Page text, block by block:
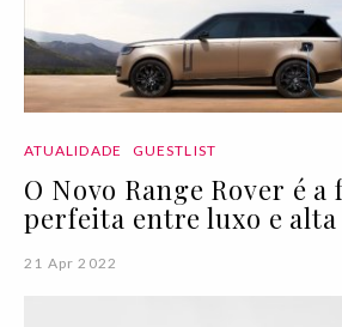
ATUALIDADE GUESTLIST
O Novo Range Rover é a
perfeita entre luxo e
21 Apr 2022